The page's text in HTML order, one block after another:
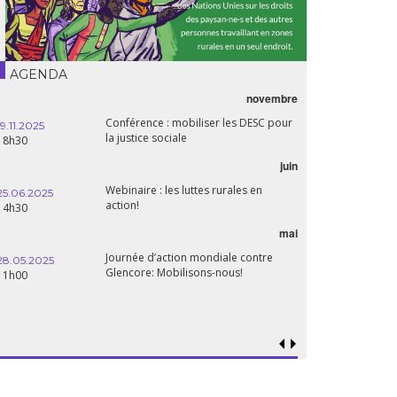
AGENDA
novembre
Conférence : mobiliser les DESC pour
la justice sociale
juin
Webinaire : les luttes rurales en
action!
mai
Journée d’action mondiale contre
Glencore: Mobilisons-nous!